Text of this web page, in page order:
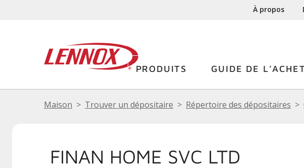
À propos
PRODUITS GUIDE DE
Maison Trouver un dépositaire Répertoire des dépositaires
FINAN HOME SVC LTD